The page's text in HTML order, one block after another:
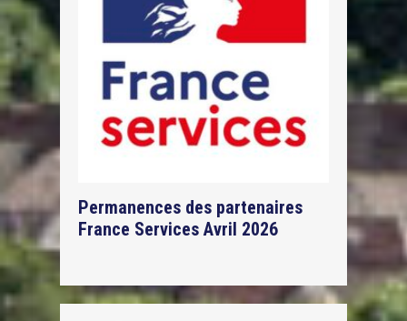
Permanences des partenaires
France Services Avril 2026